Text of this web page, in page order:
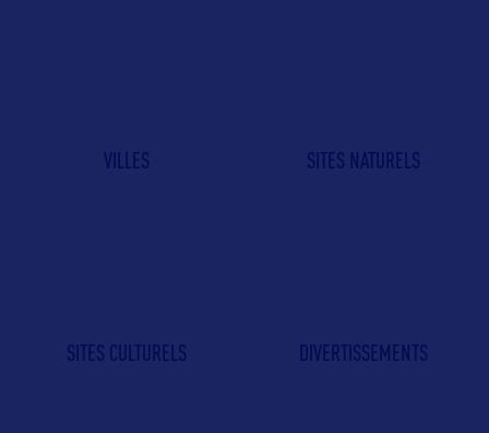
VILLES SITES NATURELS
SITES CULTURELS DIVERTISSEMENTS